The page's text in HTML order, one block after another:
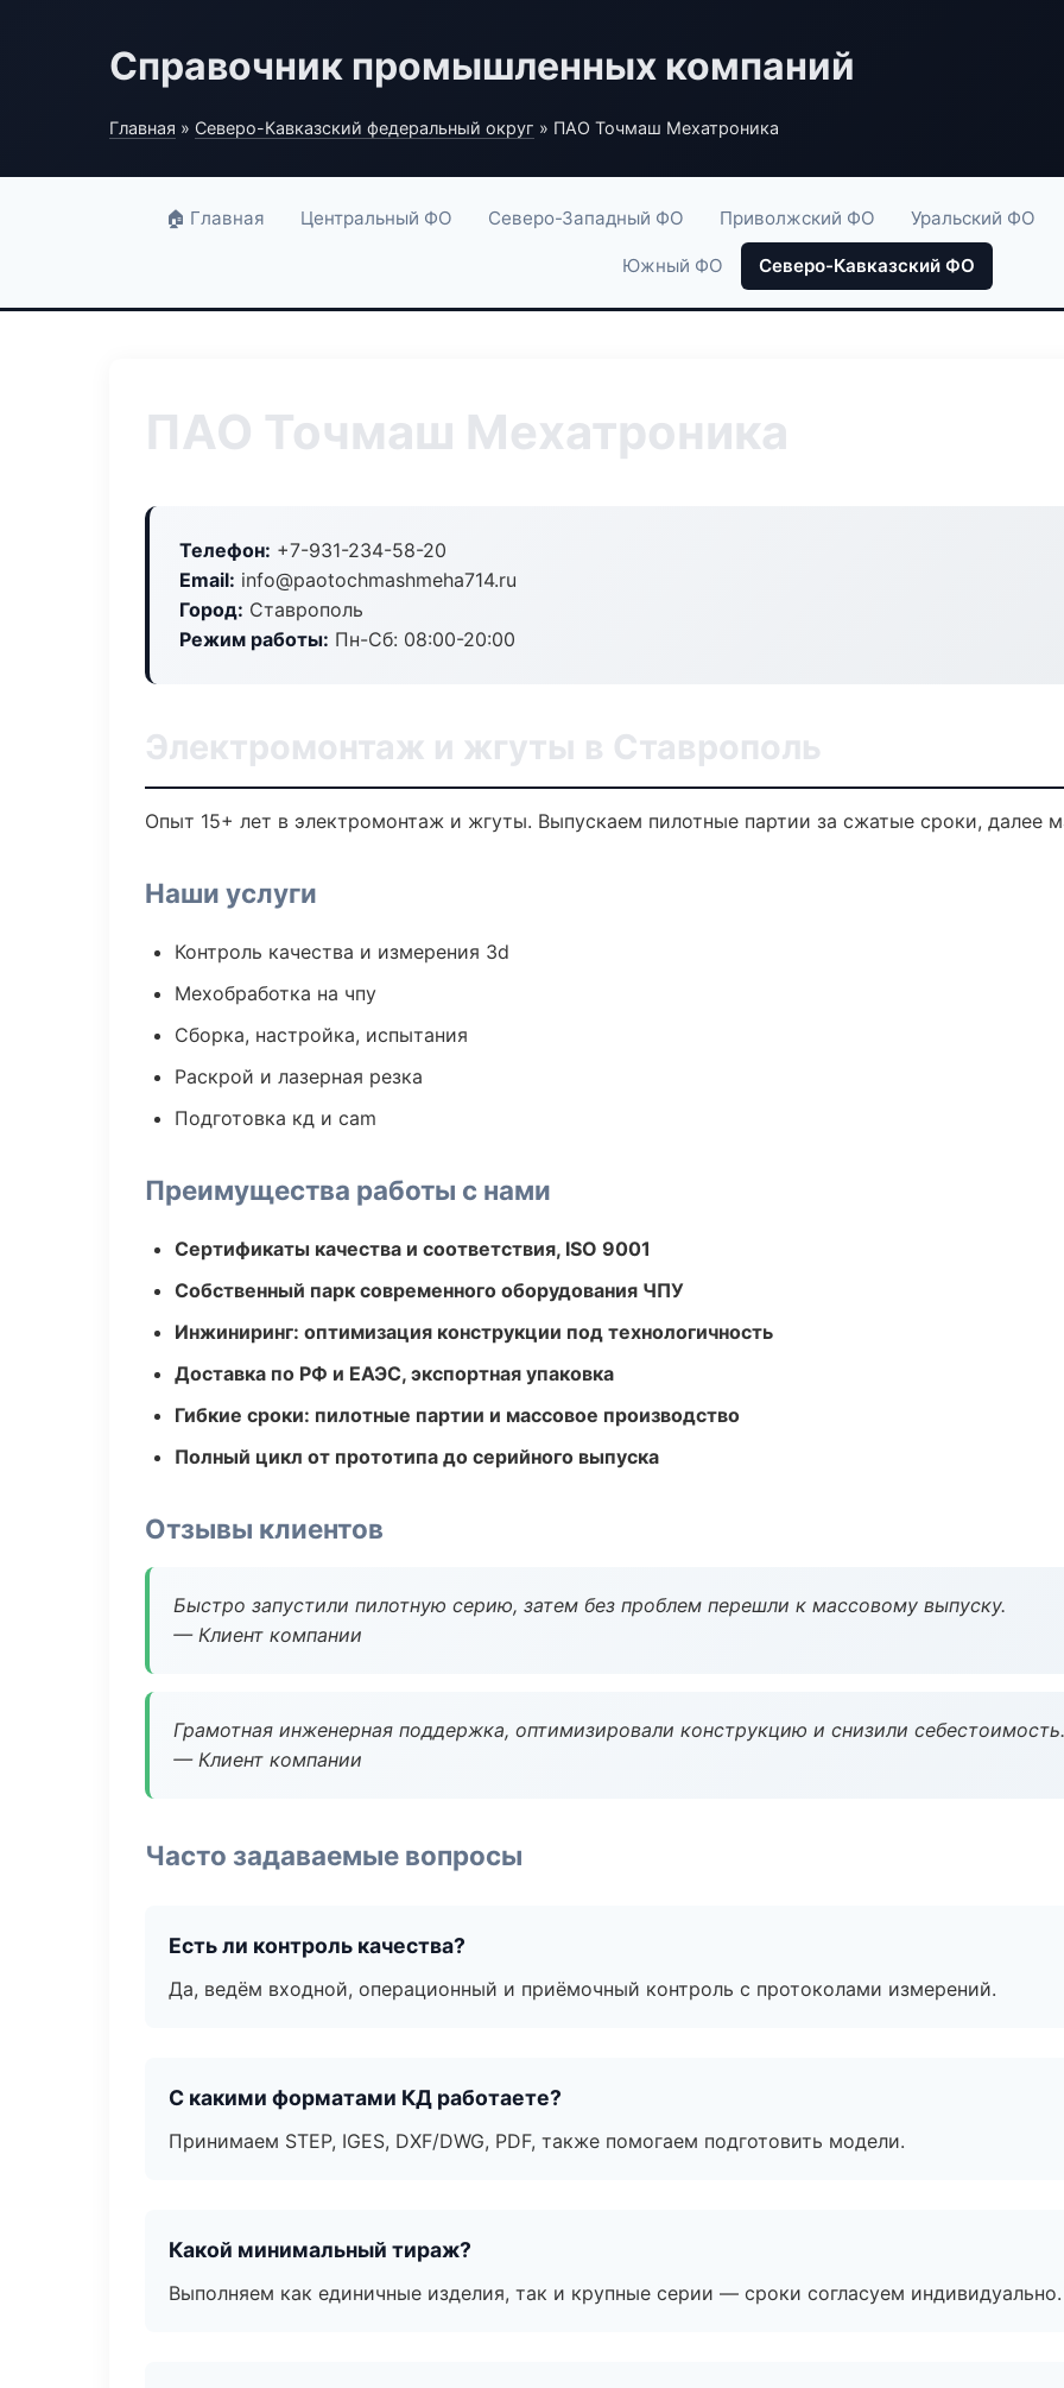
Справочник промышленных компаний
Главная » Северо-Кавказский федеральный округ » ПАО Точмаш Мехатроника
🏠 Главная Центральный ФО Северо-Западный ФО Приволжский ФО Уральский ФО
Южный ФО Северо-Кавказский ФО
ПАО Точмаш Мехатроника
Телефон: +7-931-234-58-20
Email: info@paotochmashmeha714.ru
Город: Ставрополь
Режим работы: Пн-Сб: 08:00-20:00
Электромонтаж и жгуты в Ставрополь
Опыт 15+ лет в электромонтаж и жгуты. Выпускаем пилотные партии за сжатые сроки, далее
Наши услуги
Контроль качества и измерения 3d
Мехобработка на чпу
Сборка, настройка, испытания
Раскрой и лазерная резка
Подготовка кд и cam
Преимущества работы с нами
Сертификаты качества и соответствия, ISO 9001
Собственный парк современного оборудования ЧПУ
Инжиниринг: оптимизация конструкции под технологичность
Доставка по РФ и ЕАЭС, экспортная упаковка
Гибкие сроки: пилотные партии и массовое производство
Полный цикл от прототипа до серийного выпуска
Отзывы клиентов
Быстро запустили пилотную серию, затем без проблем перешли к массовому выпуску.
— Клиент компании
Грамотная инженерная поддержка, оптимизировали конструкцию и снизили себестоимость.
— Клиент компании
Часто задаваемые вопросы
Есть ли контроль качества?
Да, ведём входной, операционный и приёмочный контроль с протоколами измерений.
С какими форматами КД работаете?
Принимаем STEP, IGES, DXF/DWG, PDF, также помогаем подготовить модели.
Какой минимальный тираж?
Выполняем как единичные изделия, так и крупные серии — сроки согласуем индивидуально.